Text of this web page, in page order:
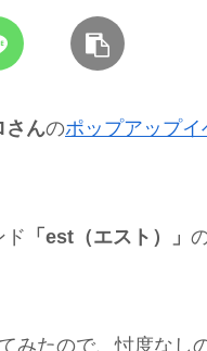
さんのポップアップイ
ド 「est（エスト）」
みたので、忖度なし